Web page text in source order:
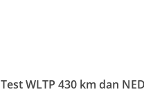
Test WLTP 430 km dan